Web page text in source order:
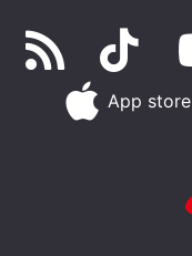
App store